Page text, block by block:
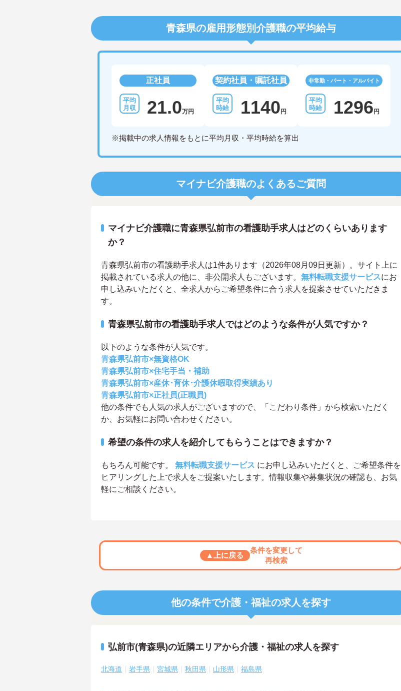
青森県の雇用形態別介護職の平均給与
正社員
21.0万円
契約社員・嘱託社員
1140 円
非常勤・パート・アルバイト
1296 円
※掲載中の求人情報をもとに平均月収・平均時給を算出
マイナビ介護職のよくあるご質問
マイナビ介護職に青森県弘前市の看護助手求人はどのくらいあります
か？
青森県弘前市の看護助手求人は1件あります（2026年08月09日更新）。サイト上に
掲載されている求人の他に、非公開求人もございます。 無料転職支援サービスにお
申し込みいただくと、全求人からご希望条件に合う求人を提案させていただきま
す。
青森県弘前市の看護助手求人ではどのような条件が人気ですか？
以下のような条件が人気です。
青森県弘前市×無資格OK
青森県弘前市×住宅手当・補助
青森県弘前市×産休･育休･介護休暇取得実績あり
青森県弘前市×正社員(正職員)
他の条件でも人気の求人がございますので、「こだわり条件」から検索いただく
か、お気軽にお問い合わせください。
希望の条件の求人を紹介してもらうことはできますか？
もちろん可能です。 無料転職支援サービス にお申し込みいただくと、ご希望条件を
ヒアリングした上で求人をご提案いたします。情報収集や募集状況の確認も、お気
軽にご相談ください。
▲上に戻る
条件を変更して
再検索
他の条件で介護・福祉の求人を探す
弘前市(青森県)の近隣エリアから介護・福祉の求人を探す
北海道 岩手県 宮城県 秋田県 山形県 福島県